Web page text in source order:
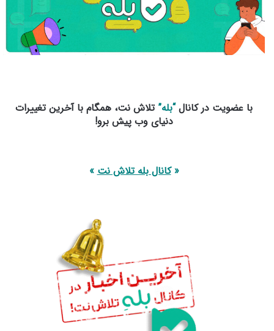
با عضویت در کانال“بله” تلاش نت، همگام با آخرین تغییرات
دنیای وب پیش برو!
«کانال بله تلاش نت»